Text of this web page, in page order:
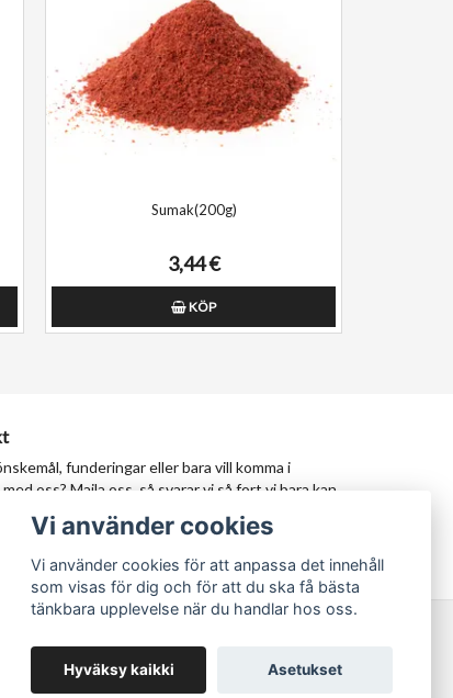
Sumak(200g)
3,44 €
KÖP
funderingar eller bara vill komma i
oss? Maila oss, så svarar vi så fort vi bara kan.
TastyPersia - Hela Sveriges persiska
Vi använder cookies
Vi använder cookies för att anpassa det innehåll
som visas för dig och för att du ska få bästa
tänkbara upplevelse när du handlar hos oss.
Hyväksy kaikki Asetukset